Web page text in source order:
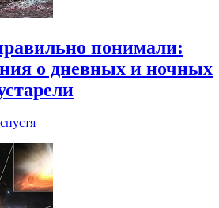
понимали:
о дневных и ночных